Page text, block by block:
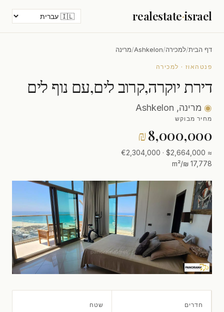
realestate·israel
דף הבית/למכירה/
Ashkelon
/מרינה
פנטהאוז · למכירה
דירת יוקרה,קרוב לים,עם נוף לים
◉ מרינה, Ashkelon
מחיר מבוקש
₪8,000,000
≈ $2,664,000 · €2,304,000
17,778 ₪/m²
חדרים שטח